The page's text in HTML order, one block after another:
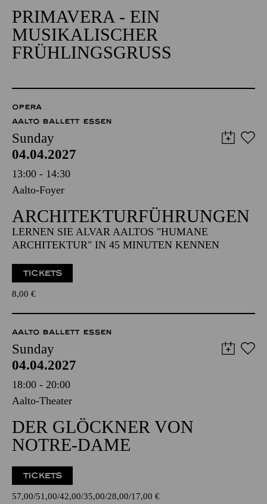
PRIMAVERA - EIN
MUSIKALISCHER
FRÜHLINGSGRUSS
OPERA
AALTO BALLETT ESSEN
Sunday
04.04.2027
13:00 - 14:30
Aalto-Foyer
ARCHITEKTUR­FÜHRUNGEN
LERNEN SIE ALVAR AALTOS "HUMANE
ARCHITEKTUR" IN 45 MINUTEN KENNEN
TICKETS
8,00 €
AALTO BALLETT ESSEN
Sunday
04.04.2027
18:00 - 20:00
Aalto-Theater
DER GLÖCKNER VON
NOTRE-DAME
TICKETS
57,00 51,00 42,00 35,00 28,00 17,00 €